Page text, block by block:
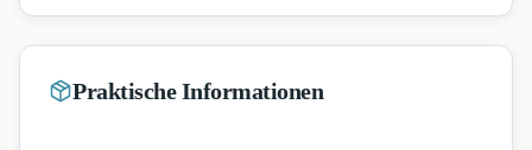
Praktische Informationen